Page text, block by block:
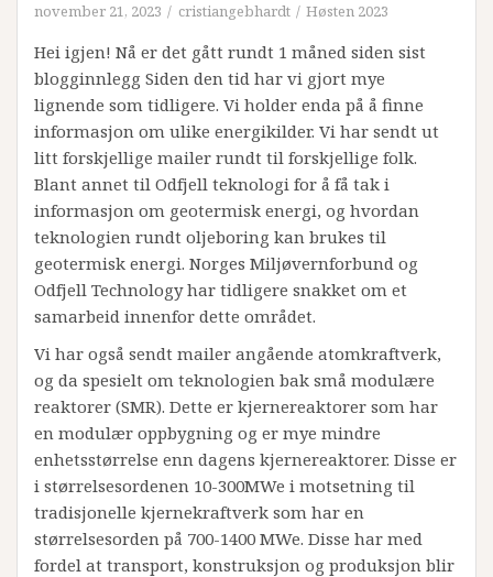
november 21, 2023 cristiangebhardt Høsten 2023
Hei igjen! Nå er det gått rundt 1 måned siden sist
blogginnlegg Siden den tid har vi gjort mye
lignende som tidligere. Vi holder enda på å finne
informasjon om ulike energikilder. Vi har sendt ut
litt forskjellige mailer rundt til forskjellige folk.
Blant annet til Odfjell teknologi for å få tak i
informasjon om geotermisk energi, og hvordan
teknologien rundt oljeboring kan brukes til
geotermisk energi. Norges Miljøvernforbund og
Odfjell Technology har tidligere snakket om et
samarbeid innenfor dette området.
Vi har også sendt mailer angående atomkraftverk,
og da spesielt om teknologien bak små modulære
reaktorer (SMR). Dette er kjernereaktorer som har
en modulær oppbygning og er mye mindre
enhetsstørrelse enn dagens kjernereaktorer. Disse er
i størrelsesordenen 10-300MWe i motsetning til
tradisjonelle kjernekraftverk som har en
størrelsesorden på 700-1400 MWe. Disse har med
fordel at transport, konstruksjon og produksjon blir